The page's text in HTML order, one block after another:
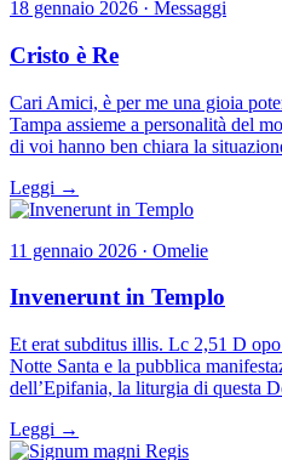
18 gennaio 2026 · Messaggi
Cristo è Re
Cari Amici, è per me una gioia
Tampa assieme a personalità del
di voi hanno ben chiara la
Leggi →
11 gennaio 2026 · Omelie
Invenerunt in Templo
Et erat subditus illis. Lc 2,51 D
Notte Santa e la pubblica
dell’Epifania, la liturgia di questa
Leggi →